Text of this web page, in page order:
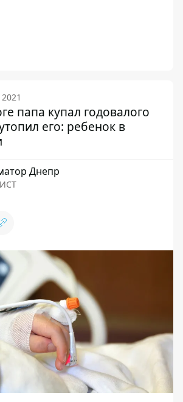
папа купал годовалого
его: ребенок в
Днепр